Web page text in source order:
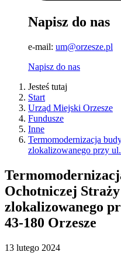
Napisz do nas
e-mail: um@orzesze.pl
Napisz do nas
Jesteś tutaj
Start
Urząd Miejski Orzesze
Fundusze
Inne
Termomodernizacja
zlokalizowanego przy
Ochotniczej
zlokalizowanego
43-180 Orzesze
13 lutego 2024